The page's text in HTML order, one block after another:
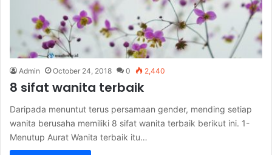
Admin October 24, 2018 0 2,440
8 sifat wanita terbaik
Daripada menuntut terus persamaan gender, mending setiap
wanita berusaha memiliki 8 sifat wanita terbaik berikut ini. 1-
Menutup Aurat Wanita terbaik itu…